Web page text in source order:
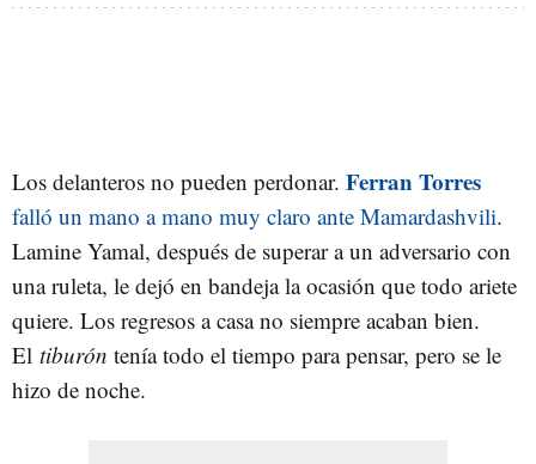
Los delanteros no pueden perdonar. Ferran Torres
falló un mano a mano muy claro ante Mamardashvili.
Lamine Yamal, después de superar a un adversario con
una ruleta, le dejó en bandeja la ocasión que todo ariete
quiere. Los regresos a casa no siempre acaban bien.
El tiburón tenía todo el tiempo para pensar, pero se le
hizo de noche.